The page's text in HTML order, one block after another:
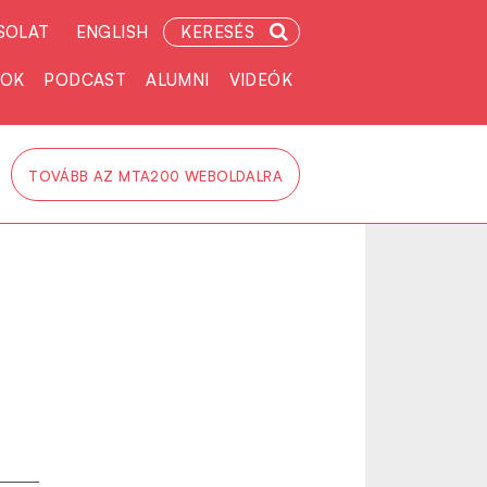
ENGLISH KERESÉS
PODCAST ALUMNI VIDEÓK
TOVÁBB AZ MTA200 WEBOLDALRA